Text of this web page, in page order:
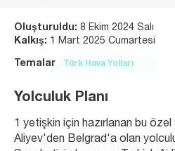
Oluşturuldu: 8 Ekim 2024 Salı
Kalkış: 1 Mart 2025 Cumartesi
Temalar Türk Hava Yolları
Yolculuk Planı
1 yetişkin için hazırlanan bu
Aliyev'den Belgrad'a olan